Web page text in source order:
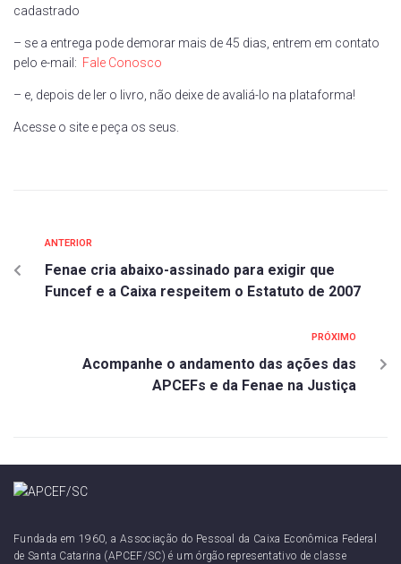
cadastrado
– se a entrega pode demorar mais de 45 dias, entrem em contato
pelo e-mail: Fale Conosco
– e, depois de ler o livro, não deixe de avaliá-lo na plataforma!
Acesse o site e peça os seus.
ANTERIOR
Fenae cria abaixo-assinado para exigir que
Funcef e a Caixa respeitem o Estatuto de 2007
PRÓXIMO
Acompanhe o andamento das ações das
APCEFs e da Fenae na Justiça
Fundada em 1960, a Associação do Pessoal da Caixa Econômica Federal
de Santa Catarina (APCEF/SC) é um órgão representativo de classe